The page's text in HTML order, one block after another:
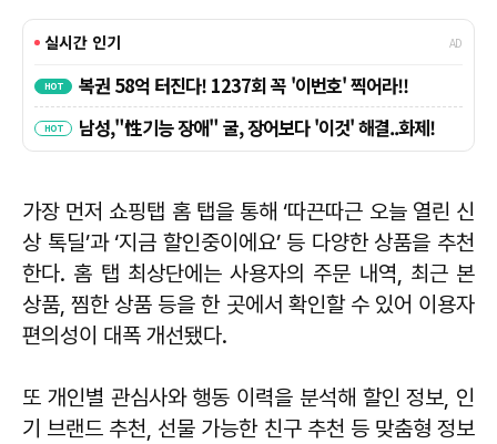
가장 먼저 쇼핑탭 홈 탭을 통해 ‘따끈따근 오늘 열린 신
상 톡딜’과 ‘지금 할인중이에요’ 등 다양한 상품을 추천
한다. 홈 탭 최상단에는 사용자의 주문 내역, 최근 본
상품, 찜한 상품 등을 한 곳에서 확인할 수 있어 이용자
편의성이 대폭 개선됐다.
또 개인별 관심사와 행동 이력을 분석해 할인 정보, 인
기 브랜드 추천, 선물 가능한 친구 추천 등 맞춤형 정보